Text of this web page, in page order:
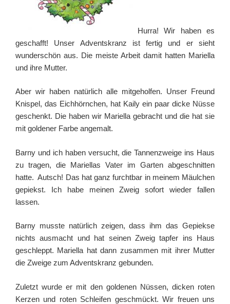
Hurra! Wir haben es
geschafft! Unser Adventskranz ist fertig und er sieht
wunderschön aus. Die meiste Arbeit damit hatten Mariella
und ihre Mutter.
Aber wir haben natürlich alle mitgeholfen. Unser Freund
Knispel, das Eichhörnchen, hat Kaily ein paar dicke Nüsse
geschenkt. Die haben wir Mariella gebracht und die hat sie
mit goldener Farbe angemalt.
Barny und ich haben versucht, die Tannenzweige ins Haus
zu tragen, die Mariellas Vater im Garten abgeschnitten
hatte. Autsch! Das hat ganz furchtbar in meinem Mäulchen
gepiekst. Ich habe meinen Zweig sofort wieder fallen
lassen.
Barny musste natürlich zeigen, dass ihm das Gepiekse
nichts ausmacht und hat seinen Zweig tapfer ins Haus
geschleppt. Mariella hat dann zusammen mit ihrer Mutter
die Zweige zum Adventskranz gebunden.
Zuletzt wurde er mit den goldenen Nüssen, dicken roten
Kerzen und roten Schleifen geschmückt. Wir freuen uns